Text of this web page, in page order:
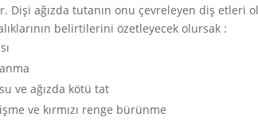
Dişi ağızda tutanın onu çevreleyen diş etleri
belirtilerini özetleyecek olursak :
ve ağızda kötü tat
ve kırmızı renge bürünme